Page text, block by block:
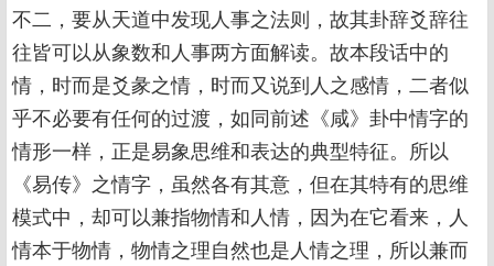
不二，要从天道中发现人事之法则，故其卦辞爻辞往
往皆可以从象数和人事两方面解读。故本段话中的
情，时而是爻彖之情，时而又说到人之感情，二者似
乎不必要有任何的过渡，如同前述《咸》卦中情字的
情形一样，正是易象思维和表达的典型特征。所以
《易传》之情字，虽然各有其意，但在其特有的思维
模式中，却可以兼指物情和人情，因为在它看来，人
情本于物情，物情之理自然也是人情之理，所以兼而